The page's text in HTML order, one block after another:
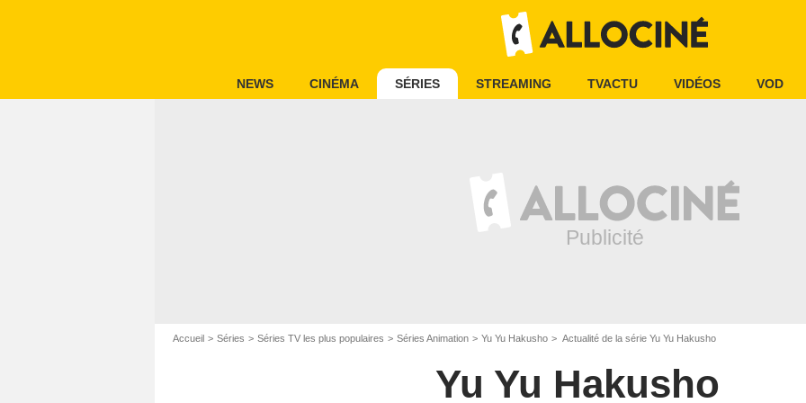
NEWS CINÉMA SÉRIES STREAMING TVACTU VIDÉOS VOD
Accueil Séries Séries TV les plus populaires Séries Animation Yu Yu Hakusho Actualité de la série Yu Yu Hakusho
Yu Yu Hakusho